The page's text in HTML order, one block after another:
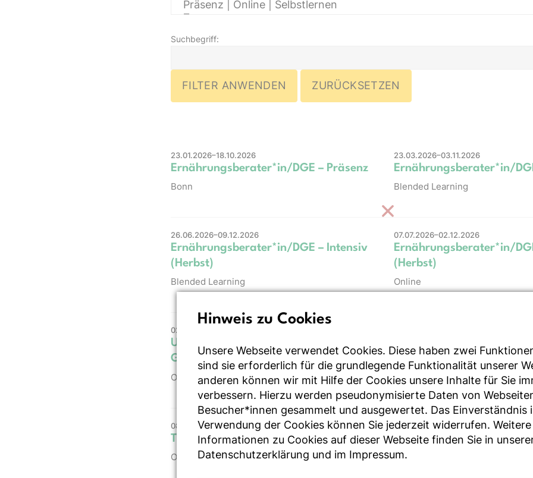
Suchbegriff:
23.01.2026–18.10.2026
Ernährungsberater*in/DGE – Präsenz
Bonn
23.03.2026–03.11.2026
Ernährungsberater*in/
Blended Learning
26.06.2026–09.12.2026
Ernährungsberater*in/DGE – Intensiv
(Herbst)
Blended Learning
07.07.2026–02.12.2026
Ernährungsberater*in/
(Herbst)
Online
02.09.2026
Update Lebensmittelsicherheit in der
Gemeinschaftsverpflegung
Online
Infektionshygiene in der
Gemeinschaftsverpflegung
Online
08.09.2026–23.09.2026
Therapie des Typ-1- und Typ-2-Diabetes
Online
15.09.2026–24.09.2026
Laborparameter verstehen
interpretieren
Hinweis zu Cookies
Unsere Webseite verwendet Cookies. Diese haben zwei
sind sie erforderlich für die grundlegende Funktionalität unserer
anderen können wir mit Hilfe der Cookies unsere Inhalte für Sie
verbessern. Hierzu werden pseudonymisierte Daten von
Besucher*innen gesammelt und ausgewertet. Das Einverständnis
Verwendung der Cookies können Sie jederzeit widerrufen. Weitere
Informationen zu Cookies auf dieser Webseite finden Sie in
Datenschutzerklärung und im Impressum.